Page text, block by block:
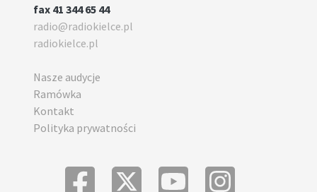
fax 41 344 65 44
radio@radiokielce.pl
radiokielce.pl
Nasze audycje
Ramówka
Kontakt
Polityka prywatności